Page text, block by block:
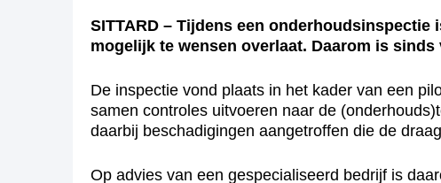
SITTARD – Tijdens een
mogelijk te wensen overlaat. Daarom is
De inspectie vond plaats in het kader van een
samen controles uitvoeren naar de
daarbij beschadigingen aangetroffen die de
Op advies van een gespecialiseerd bedrijf is